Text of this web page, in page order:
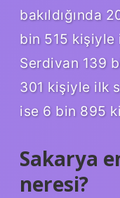
bakıldığında
bin 515 kişiyle
Serdivan 139
301 kişiyle ilk
ise 6 bin 895
Sakarya
neresi?